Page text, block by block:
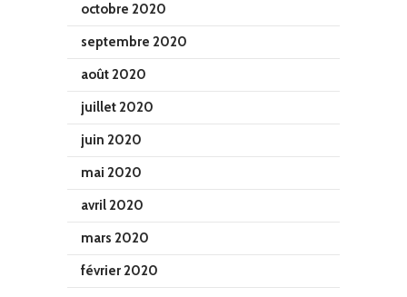
octobre 2020
septembre 2020
août 2020
juillet 2020
juin 2020
mai 2020
avril 2020
mars 2020
février 2020